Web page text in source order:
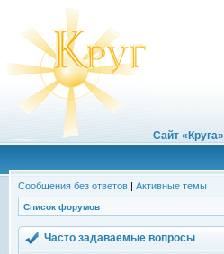
Сайт «Круга»
Сообщения без ответов | Активные темы
Список форумов
Часто задаваемые вопросы